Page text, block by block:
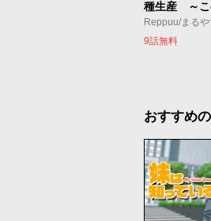
Reppuu/まるや
9話無料
おすすめ